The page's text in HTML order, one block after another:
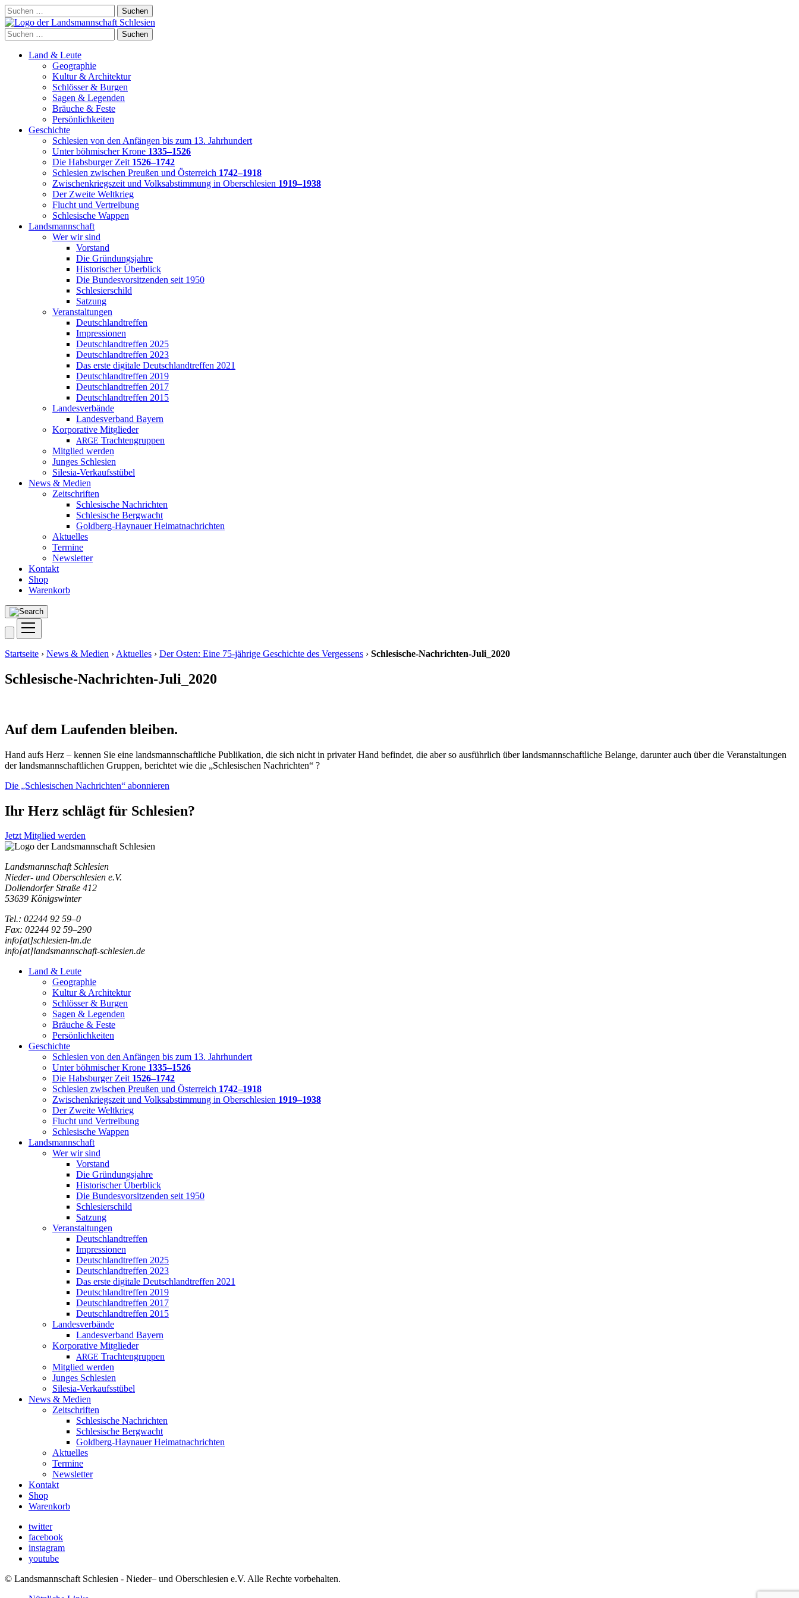
Skip
to
content
Suchen
nach:
Suchen
nach:
Land & Leute
Geographie
Kultur & Architektur
Schlösser & Burgen
Sagen & Legenden
Bräuche & Feste
Persönlichkeiten
Geschichte
Schlesien von den Anfängen bis zum 13. Jahrhundert
Unter böhmischer Krone 1335–1526
Die Habsburger Zeit 1526–1742
Schlesien zwischen Preußen und Österreich 1742–1918
Zwischenkriegszeit und Volksabstimmung in Oberschlesien 1919–1938
Der Zweite Weltkrieg
Flucht und Vertreibung
Schlesische Wappen
Landsmannschaft
Wer wir sind
Vorstand
Die Gründungsjahre
Historischer Überblick
Die Bundesvorsitzenden seit 1950
Schlesierschild
Satzung
Veranstaltungen
Deutschlandtreffen
Impressionen
Deutschlandtreffen 2025
Deutschlandtreffen 2023
Das erste digitale Deutschlandtreffen 2021
Deutschlandtreffen 2019
Deutschlandtreffen 2017
Deutschlandtreffen 2015
Landesverbände
Landesverband Bayern
Korporative Mitglieder
ARGE Trachtengruppen
Mitglied werden
Junges Schlesien
Silesia-Verkaufsstübel
News & Medien
Zeitschriften
Schlesische Nachrichten
Schlesische Bergwacht
Goldberg-Haynauer Heimatnachrichten
Aktuelles
Termine
Newsletter
Kontakt
Shop
Warenkorb
Startseite › News & Medien › Aktuelles › Der Osten: Eine 75-jährige Geschichte des Vergessens › Schlesische-Nachrichten-Juli_2020
Schlesische-Nachrichten-Juli_2020
Auf dem Laufenden bleiben.
Hand aufs Herz – kennen Sie eine landsmannschaftliche Publikation, die sich nicht in privater Hand befindet, die aber so ausführlich über landsmannschaftliche Belange, darunter auch über die Veranstaltungen
der landsmannschaftlichen Gruppen, berichtet wie die „Schlesischen Nachrichten“ ?
Die „Schlesischen Nachrichten“ abonnieren
Ihr Herz schlägt für Schlesien?
Jetzt Mitglied werden
Landsmannschaft Schlesien
Nieder- und Oberschlesien e.V.
Dollendorfer Straße 412
53639 Königswinter
Tel.: 02244 92 59–0
Fax: 02244 92 59–290
info[at]schlesien-lm.de
info[at]landsmannschaft-schlesien.de
Land & Leute
Geographie
Kultur & Architektur
Schlösser & Burgen
Sagen & Legenden
Bräuche & Feste
Persönlichkeiten
Geschichte
Schlesien von den Anfängen bis zum 13. Jahrhundert
Unter böhmischer Krone 1335–1526
Die Habsburger Zeit 1526–1742
Schlesien zwischen Preußen und Österreich 1742–1918
Zwischenkriegszeit und Volksabstimmung in Oberschlesien 1919–1938
Der Zweite Weltkrieg
Flucht und Vertreibung
Schlesische Wappen
Landsmannschaft
Wer wir sind
Vorstand
Die Gründungsjahre
Historischer Überblick
Die Bundesvorsitzenden seit 1950
Schlesierschild
Satzung
Veranstaltungen
Deutschlandtreffen
Impressionen
Deutschlandtreffen 2025
Deutschlandtreffen 2023
Das erste digitale Deutschlandtreffen 2021
Deutschlandtreffen 2019
Deutschlandtreffen 2017
Deutschlandtreffen 2015
Landesverbände
Landesverband Bayern
Korporative Mitglieder
ARGE Trachtengruppen
Mitglied werden
Junges Schlesien
Silesia-Verkaufsstübel
News & Medien
Zeitschriften
Schlesische Nachrichten
Schlesische Bergwacht
Goldberg-Haynauer Heimatnachrichten
Aktuelles
Termine
Newsletter
Kontakt
Shop
Warenkorb
twitter
facebook
instagram
youtube
© Landsmannschaft Schlesien - Nieder– und Oberschlesien e.V. Alle Rechte vorbehalten.